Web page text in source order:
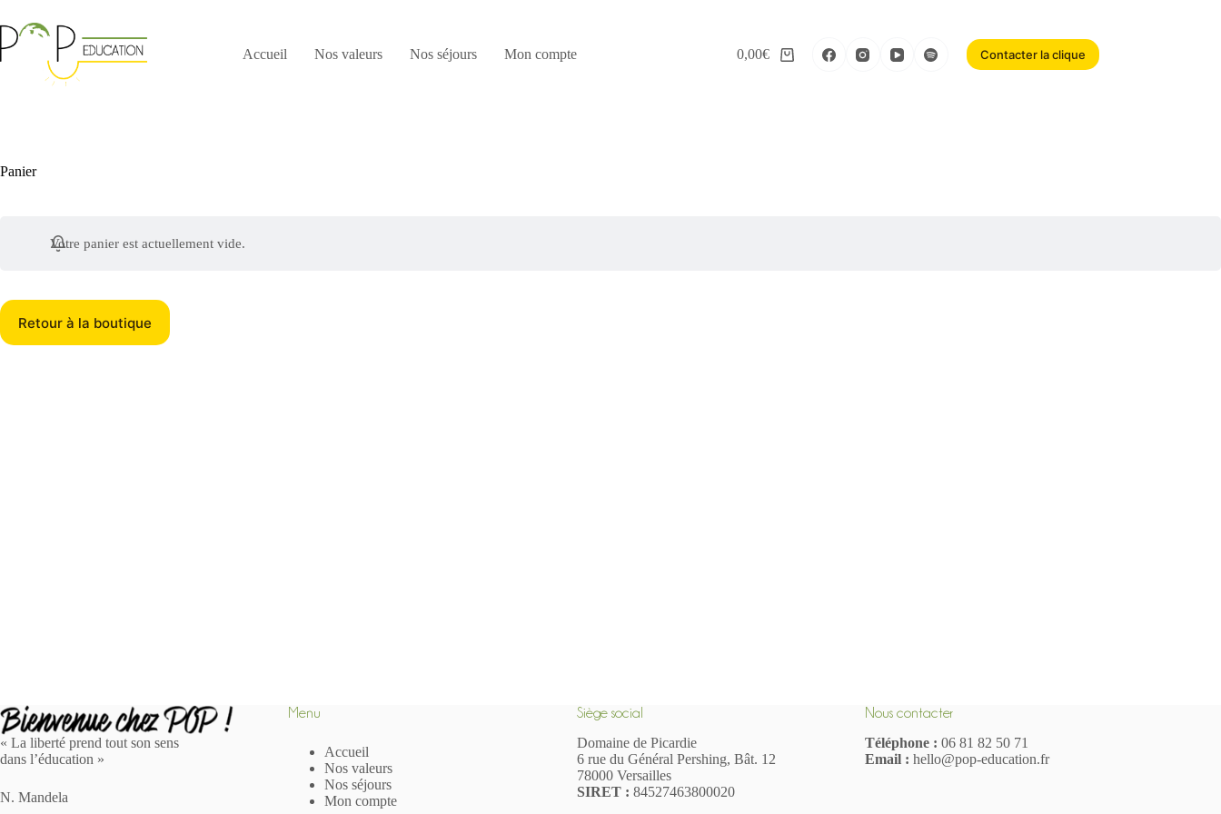
au
contenu
Accueil
Nos valeurs Nos séjours Mon compte
Panier
0,00€ Contacter la clique
Panier
Votre panier est actuellement vide.
Retour à la boutique
« La liberté prend tout son sens
dans l’éducation »
N. Mandela
Menu
Accueil
Nos valeurs
Nos séjours
Mon compte
Siège social
Domaine de Picardie
6 rue du Général Pershing, Bât. 12
78000 Versailles
SIRET: 84527463800020
Nous contacter
Téléphone : 06 81 82 50 71
Email : hello@pop-education.fr